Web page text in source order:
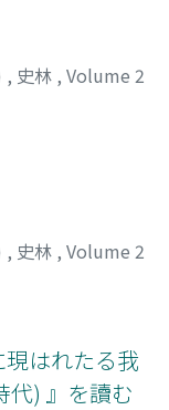
, 史林 , Volume 2
, 史林 , Volume 2
はれたる我
代) 』を讀む